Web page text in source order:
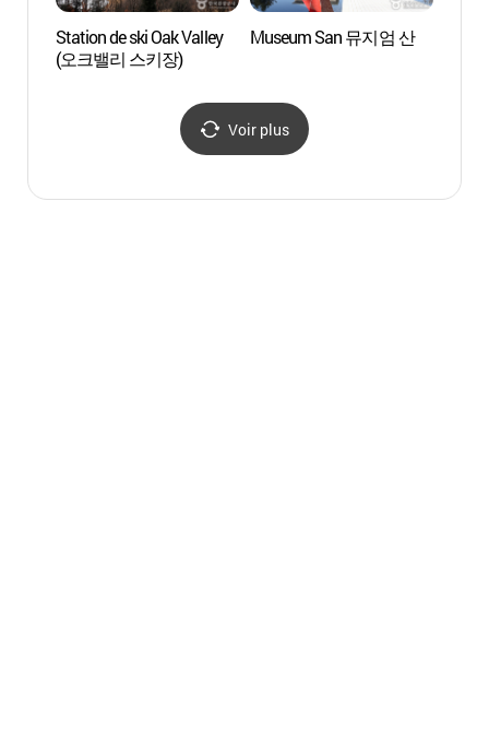
Station de ski Oak Valley
(오크밸리 스키장)
Museum San 뮤지엄 산
Voir plus